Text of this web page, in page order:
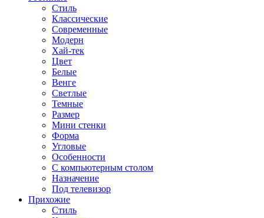
Стиль
Классические
Современные
Модерн
Хай-тек
Цвет
Белые
Венге
Светлые
Темные
Размер
Мини стенки
Форма
Угловые
Особенности
С компьютерным столом
Назначение
Под телевизор
Прихожие
Стиль